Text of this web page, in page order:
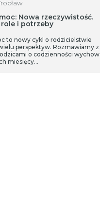
Nowa rzeczywistość.
i potrzeby
to nowy cykl o rodzicielstwie
perspektyw. Rozmawiamy z
o codzienności
miesięcy…